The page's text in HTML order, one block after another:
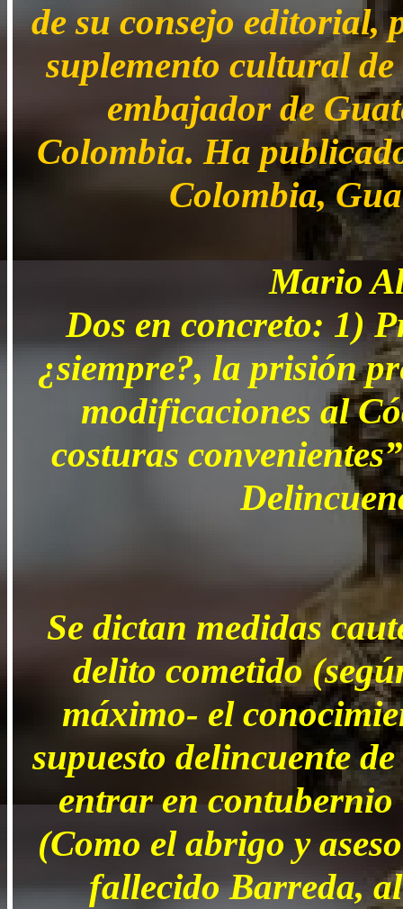
de su consejo editorial,
suplemento cultural
embajador de
Colombia. Ha
Colombia,
Mario
Dos en concreto: 1)
¿siempre?, la prisión
modificaciones al
costuras
Se dictan medidas
delito cometido
máximo- el
supuesto delincuente
entrar en
(Como el abrigo y
fallecido Barreda,